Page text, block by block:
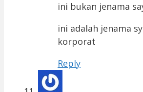
ini bukan jenama
ini adalah jenama
korporat
Reply